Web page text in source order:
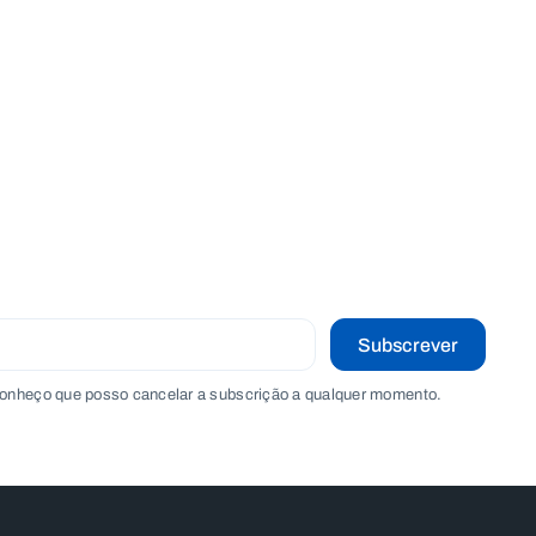
que posso cancelar a subscrição a qualquer momento.
Subscrever